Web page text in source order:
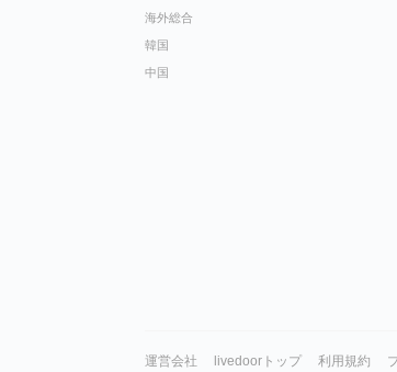
海外総合
韓国
中国
運営会社 livedoorトップ 利用規約